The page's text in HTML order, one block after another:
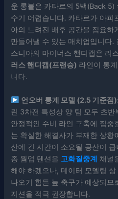
운 롱볼은 카타르의 5백(Back 5)
수기 어렵습니다. 카타르가 아피
아의 느려진 배후 공간을 집요하
만들어낼 수 있는 매치업입니다.
스니아의 마이너스 핸디캡은 리
러스 핸디캡(프랜승) 라인이 통
니다.
언오버 통계 모델 (2.5 기준점
린 3차전 특성상 양 팀 모두 초
안정적인 수비 라인 구축에 집중
는 확실한 해결사가 부재한 상황
산에 긴 시간이 소요될 공산이
종 웜업 텐션을 고화질중계 채널
해야 하겠으나, 데이터 모델링
나오기 힘든 늪 축구가 예상되므
지션을 적극 권장합니다.